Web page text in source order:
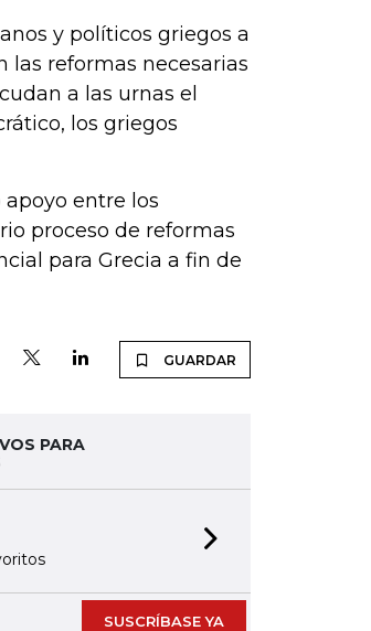
y políticos griegos a
las reformas necesarias
a las urnas el
los griegos
entre los
proceso de reformas
para Grecia a fin de
GUARDAR
PARA
SUSCRÍBASE YA